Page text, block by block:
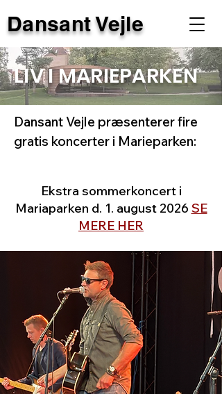
Dansant Vejle
LIV I MARIEPARKEN
Dansant Vejle præsenterer fire
gratis koncerter i Marieparken:
Ekstra sommerkoncert i
Mariaparken d. 1. august 2026 SE
MERE HER